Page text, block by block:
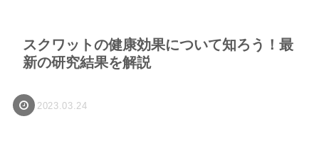
スクワットの健康効果について知ろう！最
新の研究結果を解説
2023.03.24